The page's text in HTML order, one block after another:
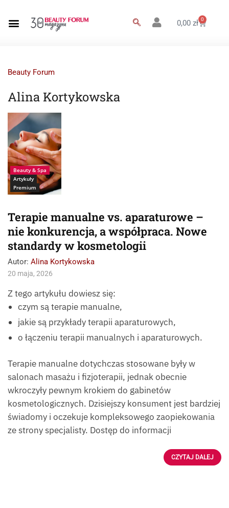
0,00zł 0
Beauty Forum
Alina Kortykowska
Źródło: istockphoto-
karelnoppe
Beauty & Spa
Artykuły
Premium
Terapie manualne vs. aparaturowe –
nie konkurencja, a współpraca. Nowe
standardy w kosmetologii
Autor: Alina Kortykowska
20 maja, 2026
Z tego artykułu dowiesz się:
czym są terapie manualne,
jakie są przykłady terapii aparaturowych,
o łączeniu terapii manualnych i aparaturowych.
Terapie manualne dotychczas stosowane były w
salonach masażu i fizjoterapii, jednak obecnie
wkroczyły pewnym krokiem do gabinetów
kosmetologicznych. Dzisiejszy konsument jest bardziej
świadomy i oczekuje kompleksowego zaopiekowania
ze strony specjalisty. Dostęp do informacji
CZYTAJ DALEJ